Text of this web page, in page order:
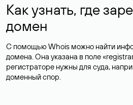
Как узнать, где
домен
С помощью Whois можно найти
домена. Она указана в поле
регистраторе нужны для суда,
доменный спор.